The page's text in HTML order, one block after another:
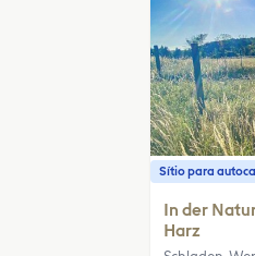
Sítio para
In der
Harz